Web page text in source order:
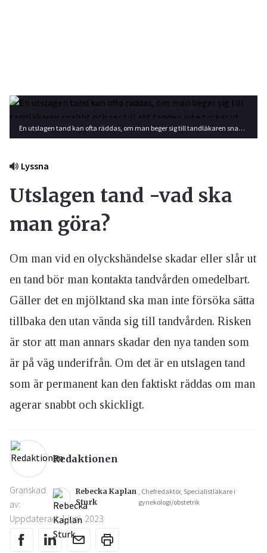
En utslagen tand kan ofta räddas, om man beger sig till tandläkaren snabbt och ser till att tanden inte torkar ut. Foto: Shutterstock
Lyssna
Utslagen tand -vad ska
man göra?
Om man vid en olyckshändelse skadar eller slår ut
en tand bör man kontakta tandvården omedelbart.
Gäller det en mjölktand ska man inte försöka sätta
tillbaka den utan vända sig till tandvården. Risken
är stor att man annars skadar den nya tanden som
är på väg underifrån. Om det är en utslagen tand
som är permanent kan den faktiskt räddas om man
agerar snabbt och skickligt.
Redaktionen
Granskad
av:
Rebecka Kaplan
Sturk
, Chefredaktör, Specialistläkare i
gynekologi/obstetrik
Uppdaterad: 1 juni, 2023